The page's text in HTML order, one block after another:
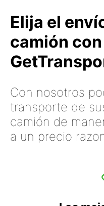
Elija el
camión con
Con nosotros
transporte de
camión de
a un precio